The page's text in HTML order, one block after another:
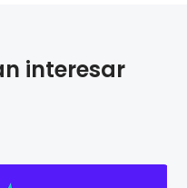
interesar